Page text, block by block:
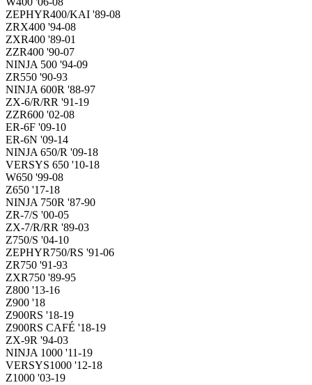
ZEPHYR400/KAI '89-08
ZRX400 '94-08
ZXR400 '89-01
ZZR400 '90-07
NINJA 500 '94-09
ZR550 '90-93
NINJA 600R '88-97
ZX-6/R/RR '91-19
ZZR600 '02-08
ER-6F '09-10
ER-6N '09-14
NINJA 650/R '09-18
VERSYS 650 '10-18
W650 '99-08
Z650 '17-18
NINJA 750R '87-90
ZR-7/S '00-05
ZX-7/R/RR '89-03
Z750/S '04-10
ZEPHYR750/RS '91-06
ZR750 '91-93
ZXR750 '89-95
Z800 '13-16
Z900 '18
Z900RS '18-19
Z900RS CAFÉ '18-19
ZX-9R '94-03
NINJA 1000 '11-19
VERSYS1000 '12-18
Z1000 '03-19